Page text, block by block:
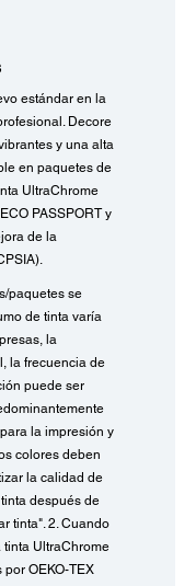
estándar en la
Decore
y una alta
en paquetes de
UltraChrome
PASSPORT y
de la
paquetes se
de tinta varía
la
la frecuencia de
puede ser
la impresión y
colores deben
la calidad de
después de
tinta". 2. Cuando
tinta UltraChrome
OEKO-TEX